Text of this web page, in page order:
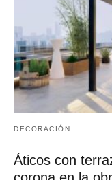
DECORACIÓN
Áticos con